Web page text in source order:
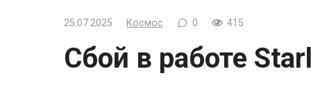
25.07.2025 Космос 0 415
Сбой в работе